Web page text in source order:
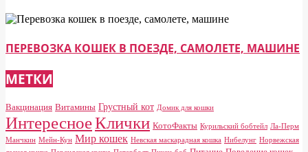
ПЕРЕВОЗКА КОШЕК В ПОЕЗДЕ, САМОЛЕТЕ, МАШИНЕ
МЕТКИ
Вакцинация Витамины Грустный кот Домик для кошки
ИнтересноеКлички КотоФакты Курильский бобтейл Ла-Перм
Манчкин Мейн-Кун Мир кошек Невская маскарадная кошка Нибелунг Норвежская